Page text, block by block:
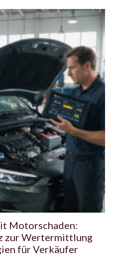
Motorschaden:
zur Wertermittlung
für Verkäufer